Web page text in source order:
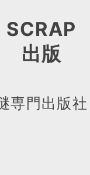
SCRAP
出版
専門出版社